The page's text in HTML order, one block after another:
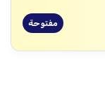
مفتوحة